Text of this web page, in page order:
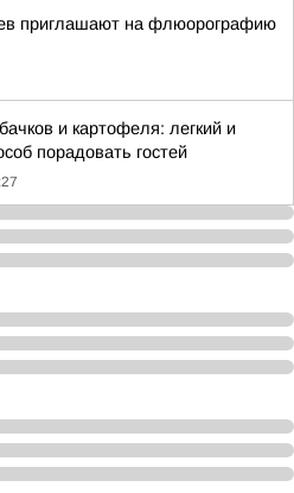
приглашают на флюорографию
и картофеля: легкий и
порадовать гостей